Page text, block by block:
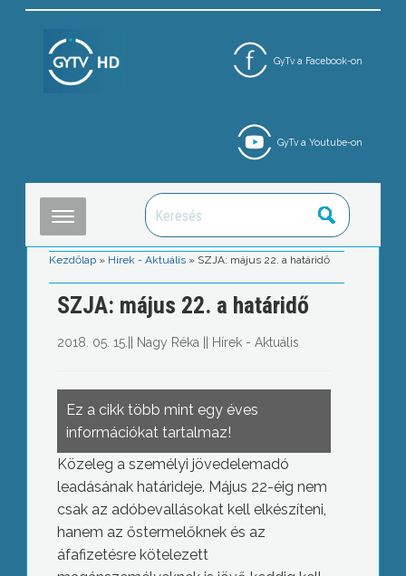
GyTv a Facebook-on
GyTv a Youtube-on
Kezdőlap » Hírek - Aktuális » SZJA: május 22. a határidő
SZJA: május 22. a határidő
2018. 05. 15. Nagy Réka Hírek - Aktuális
Ez a cikk több mint egy éves
információkat tartalmaz!
Közeleg a személyi jövedelemadó
leadásának határideje. Május 22-éig nem
csak az adóbevallásokat kell elkészíteni,
hanem az őstermelőknek és az
áfafizetésre kötelezett